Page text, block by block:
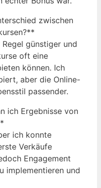
zwischen
günstiger und
oft eine
können. Ich
aber die Online-
passender.
ich Ergebnisse von
ich konnte
Verkäufe
Engagement
implementieren und